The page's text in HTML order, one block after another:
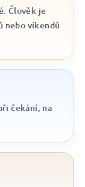
Člověk je
nebo víkendů
čekání, na